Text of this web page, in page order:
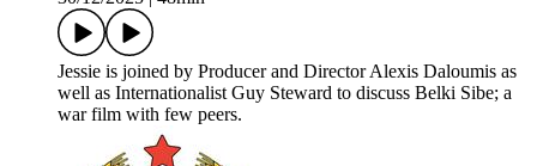
Jessie is joined by Producer and Director Alexis Daloumis as
well as Internationalist Guy Steward to discuss Belki Sibe; a
war film with few peers.